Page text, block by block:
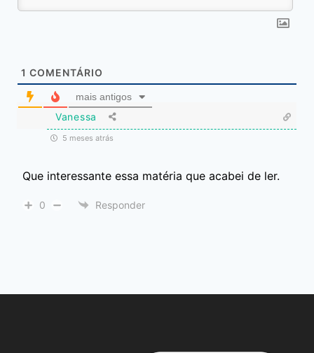
1 COMENTÁRIO
mais antigos
Vanessa
5 meses atrás
Que interessante essa matéria que acabei de ler.
0 Responder